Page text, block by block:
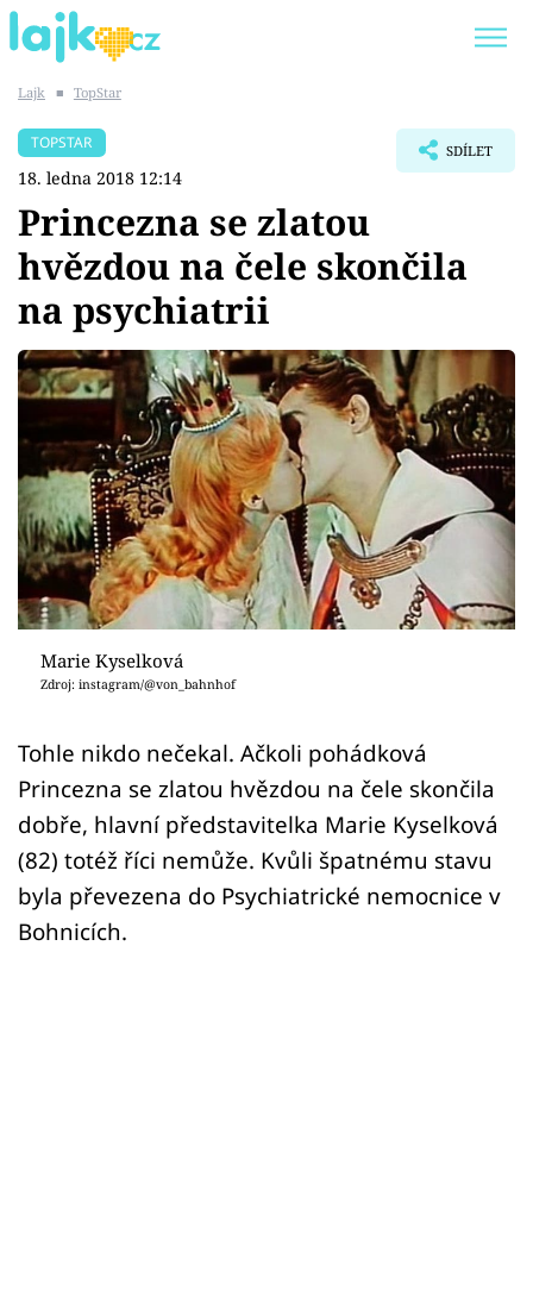
SHOPAHOLICADEL
Témata
Showbyznys
Youtubeři
Virály
Sex a vztahy
Videa
Sledujte prima+
Sledujte nás
Lajk ■ TopStar
TOPSTAR
18. ledna 2018 12:14
SDÍLET
Princezna se zlatou
hvězdou na čele skončila
na psychiatrii
Marie Kyselková
Zdroj: instagram/@von_bahnhof
Tohle nikdo nečekal. Ačkoli pohádková
Princezna se zlatou hvězdou na čele skončila
dobře, hlavní představitelka Marie Kyselková
(82) totéž říci nemůže. Kvůli špatnému stavu
byla převezena do Psychiatrické nemocnice v
Bohnicích.